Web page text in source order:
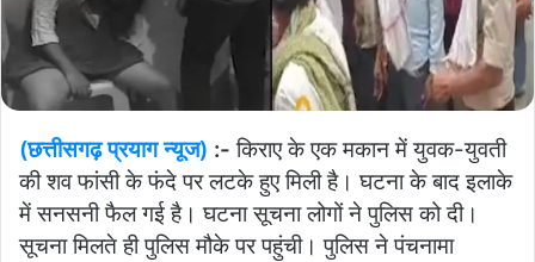
(छत्तीसगढ़ प्रयाग न्यूज) :- किराए के एक मकान में युवक-युवती
की शव फांसी के फंदे पर लटके हुए मिली है। घटना के बाद इलाके
में सनसनी फैल गई है। घटना सूचना लोगों ने पुलिस को दी।
सूचना मिलते ही पुलिस मौके पर पहुंची। पुलिस ने पंचनामा